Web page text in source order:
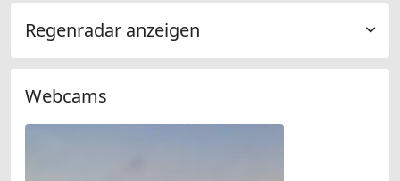
Regenradar anzeigen
Webcams